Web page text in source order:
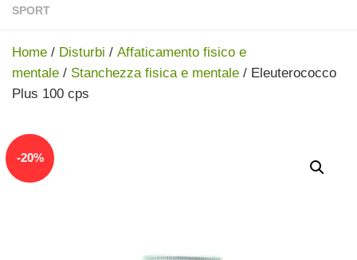
SPORT
Home / Disturbi / Affaticamento fisico e
mentale / Stanchezza fisica e mentale / Eleuterococco
Plus 100 cps
-20%